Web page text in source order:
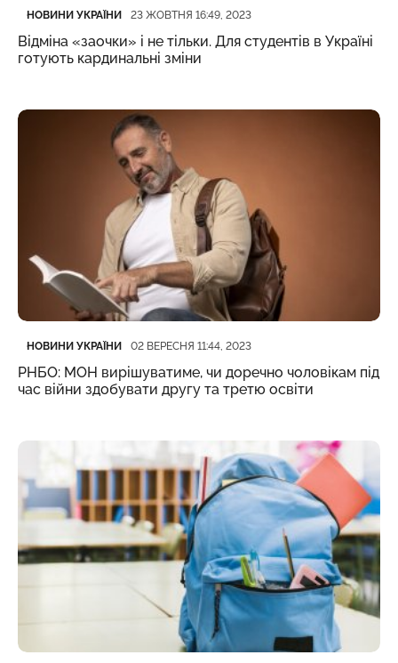
Категорія
НОВИНИ УКРАЇНИ
Дата публікації 23 ЖОВТНЯ 16:49, 2023
Відміна «заочки» і не тільки. Для студентів в Україні
готують кардинальні зміни
Категорія
НОВИНИ УКРАЇНИ
Дата публікації 02 ВЕРЕСНЯ 11:44, 2023
РНБО: МОН вирішуватиме, чи доречно чоловікам під
час війни здобувати другу та третю освіти